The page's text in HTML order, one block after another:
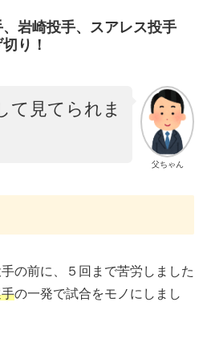
岩崎投手、スアレス投手
り！
父ちゃん
て見てられま
の前に、５回まで苦労しました
の一発で試合をモノにしまし